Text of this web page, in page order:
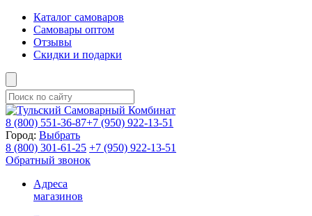
Каталог самоваров
Самовары оптом
Отзывы
Скидки и подарки
8 (800) 551-36-87+7 (950) 922-13-51
Город: Выбрать
8 (800) 301-61-25 +7 (950) 922-13-51
Обратный звонок
Адреса
магазинов